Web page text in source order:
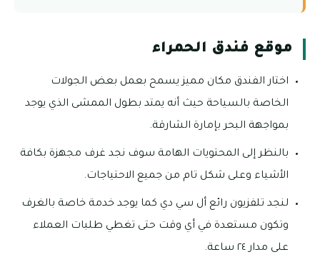
موقع فندق الحمراء
اختار الفندق مكان مميز يسمح بعمل بعض الجولات
الخاصة بالسياحة حيث أنه يمتد بطول الممشى الذي يوجد
بمواجهة البحر بإمارة الشارقة.
بالنظر إلى المحتويات الهامة سوف نجد غرف مجهزة بكافة
الأشياء وعلى شكل تام من جميع الاحتياجات.
لنجد تلفزيون رائع أل سي دي كما يوجد خدمة خاصة بالغرف
وتكون مستعدة في أي وقت حتى تغطي طلبات العملاء
على مدار ٢٤ ساعة.